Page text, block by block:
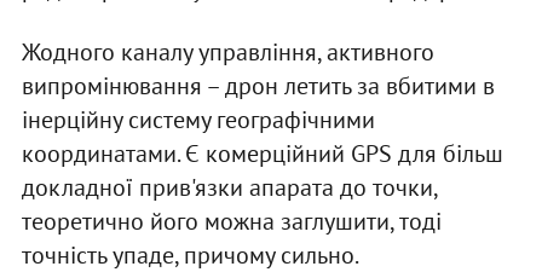
Жодного каналу управління, активного
випромінювання – дрон летить за вбитими в
інерційну систему географічними
координатами. Є комерційний GPS для більш
докладної прив'язки апарата до точки,
теоретично його можна заглушити, тоді
точність упаде, причому сильно.